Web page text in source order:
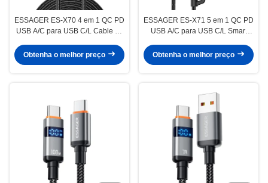
ESSAGER ES-X70 4 em 1 QC PD
USB A/C para USB C/L Cable de
Obtenha o melhor preço
ESSAGER ES-X71 5 em 1 QC PD
USB A/C para USB C/L Smart
dados
Obtenha o melhor preço